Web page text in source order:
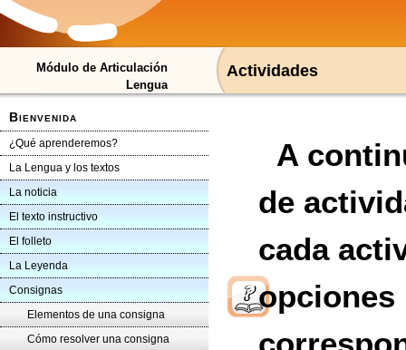
Módulo de Articulación
Lengua
Bienvenida
¿Qué aprenderemos?
La Lengua y los textos
La noticia
El texto instructivo
El folleto
La Leyenda
Consignas
Elementos de una consigna
Cómo resolver una consigna
Actividades
A
de
cada
opciones